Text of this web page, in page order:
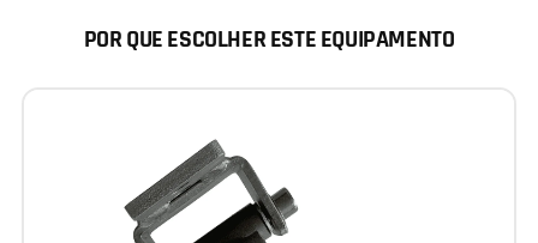
POR QUE ESCOLHER ESTE EQUIPAMENTO